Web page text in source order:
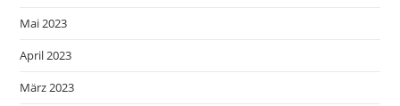
Mai 2023
April 2023
März 2023